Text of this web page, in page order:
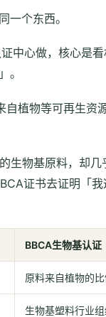
一个东西。
中心做，核心是看
。
植物等可再生资
生物基原料，却
证书去证明「
BBCA生物基认证
原料来自植物的比
生物基塑料行业组